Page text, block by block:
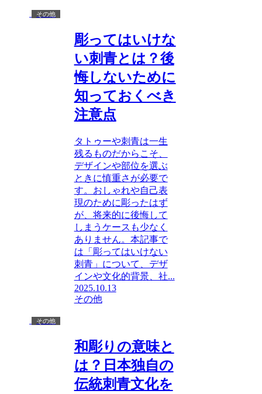
その他
彫ってはいけな
い刺青とは？後
悔しないために
知っておくべき
注意点
タトゥーや刺青は一生
残るものだからこそ、
デザインや部位を選ぶ
ときに慎重さが必要で
す。おしゃれや自己表
現のために彫ったはず
が、将来的に後悔して
しまうケースも少なく
ありません。本記事で
は「彫ってはいけない
刺青」について、デザ
インや文化的背景、社...
2025.10.13
その他
その他
和彫りの意味と
は？日本独自の
伝統刺青文化を